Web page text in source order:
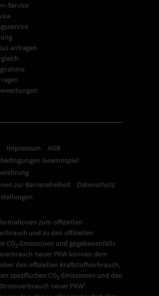
Service
anfragen
Impressum
AGB
Gewinnspiel
zur Barrierefreiheit
Datenschutz
zum offiziellen
und zu den offiziellen
CO2-Emissionen und gegebenenfalls
neuer PKW können dem
den offiziellen Kraftstoffverbrauch,
spezifischen CO2-Emissionen und den
neuer PKW'